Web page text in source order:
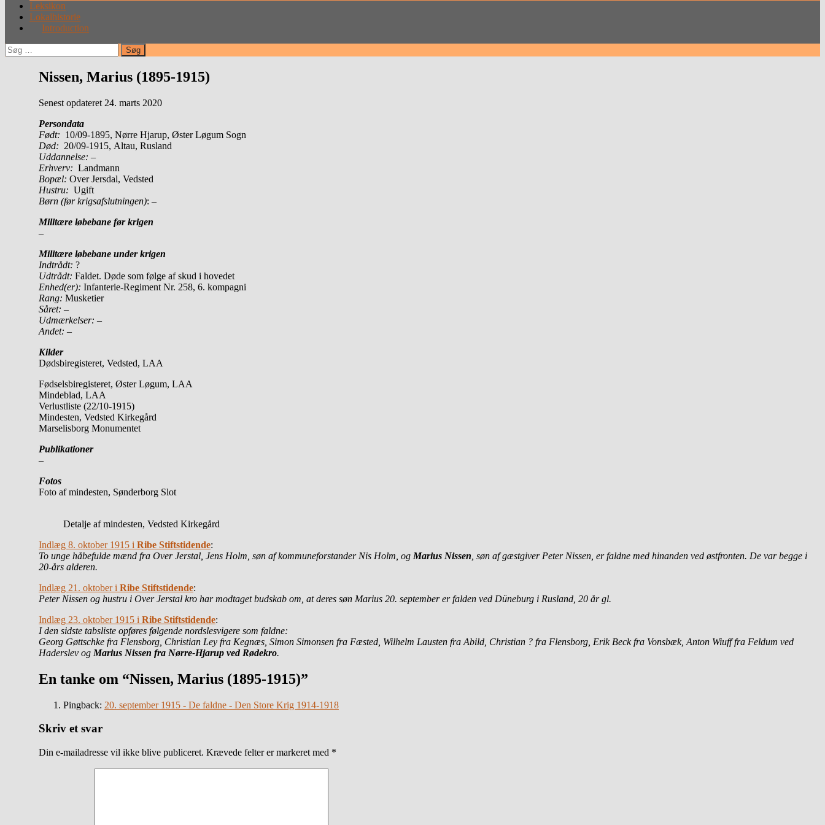
Leksikon
Lokalhistorie
Introduction
Søg
efter:
Nissen, Marius (1895-1915)
Senest opdateret 24. marts 2020
Persondata
Født: 10/09-1895, Nørre Hjarup, Øster Løgum Sogn
Død: 20/09-1915, Altau, Rusland
Uddannelse: –
Erhverv: Landmann
Bopæl: Over Jersdal, Vedsted
Hustru: Ugift
Børn (før krigsafslutningen): –
Militære løbebane før krigen
–
Militære løbebane under krigen
Indtrådt: ?
Udtrådt: Faldet. Døde som følge af skud i hovedet
Enhed(er): Infanterie-Regiment Nr. 258, 6. kompagni
Rang: Musketier
Såret: –
Udmærkelser: –
Andet: –
Kilder
Dødsbiregisteret, Vedsted, LAA
Fødselsbiregisteret, Øster Løgum, LAA
Mindeblad, LAA
Verlustliste (22/10-1915)
Mindesten, Vedsted Kirkegård
Marselisborg Monumentet
Publikationer
–
Fotos
Foto af mindesten, Sønderborg Slot
Detalje af mindesten, Vedsted Kirkegård
Indlæg 8. oktober 1915 i Ribe Stiftstidende:
To unge håbefulde mænd fra Over Jerstal, Jens Holm , søn af kommuneforstander Nis Holm, og Marius Nissen , søn af gæstgiver Peter Nissen, er faldne med hinanden ved østfronten. De var begge i
20-års alderen.
Indlæg 21. oktober i Ribe Stiftstidende:
Peter Nissen og hustru i Over Jerstal kro har modtaget budskab om, at deres søn Marius 20. september er falden ved Düneburg i Rusland, 20 år gl.
Indlæg 23. oktober 1915 i Ribe Stiftstidende:
I den sidste tabsliste opføres følgende nordslesvigere som faldne:
Georg Gøttschke fra Flensborg, Christian Ley fra Kegnæs, Simon Simonsen fra Fæsted, Wilhelm Lausten fra Abild, Christian ? fra Flensborg, Erik Beck fra Vonsbæk, Anton Wiuff fra Feldum ved
Haderslev og Marius Nissen fra Nørre-Hjarup ved Rødekro.
En tanke om “Nissen, Marius (1895-1915)”
Pingback: 20. september 1915 - De faldne - Den Store Krig 1914-1918
Skriv et svar
Din e-mailadresse vil ikke blive publiceret. Krævede felter er markeret med *